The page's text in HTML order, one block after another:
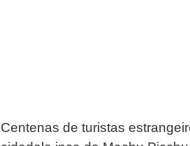
Centenas de turistas